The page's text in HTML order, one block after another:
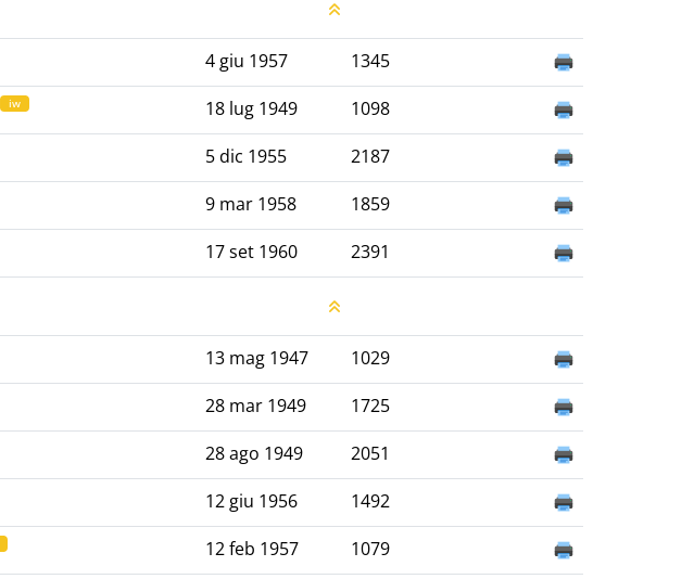
4 giu 1957
1345
iw 18 lug 1949
1098
5 dic 1955
2187
9 mar 1958
1859
17 set 1960 2391
13 mag 1947
1029
28 mar 1949
1725
28 ago 1949
2051
12 giu 1956
1492
12 feb 1957
1079